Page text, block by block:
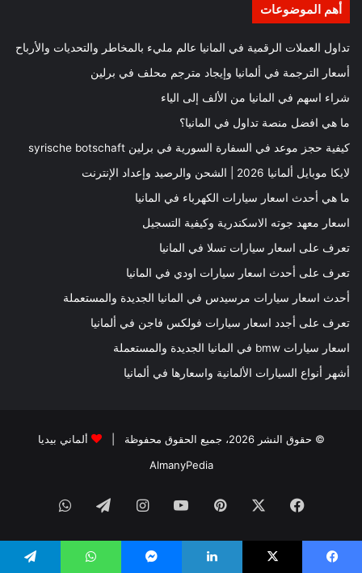
أهم الموضوعات
تداول العملات الرقمية في المانيا عالم مليء بالمخاطر والتحديات والأرباح
أسعار الترجمة في ألمانيا وإيجاد مترجم محلف في برلين
شراء اسهم في المانيا من الألف إلى الياء
ما هي افضل منصة تداول في المانيا؟
كيفية حجز موعد في السفارة السورية في برلين syrische botschaft
لايكا موبايل ألمانيا 2026 | الشحن والرصيد وإعداد الإنترنت
ما هي أحدث اسعار سيارات الكهرباء في المانيا
اسعار معهد جوته الاسكندرية وكيفية التسجيل
تعرف على اسعار سيارات تسلا في المانيا
تعرف على أحدث اسعار سيارات اودي في المانيا
أحدث اسعار سيارات مرسيدس في المانيا الجديدة والمستعملة
تعرف على أجدد اسعار سيارات فولكس فاجن في ألمانيا
اسعار سيارات bmw في المانيا الجديدة والمستعملة
أشهر أنواع السيارات الألمانية واسعارها في ألمانيا
© حقوق النشر 2026، جميع الحقوق محفوظة |
ألماني بيديا
AlmanyPedia
فيسبوك بينتيريست‫YouTubeانستقرامتيلقرامواتساب